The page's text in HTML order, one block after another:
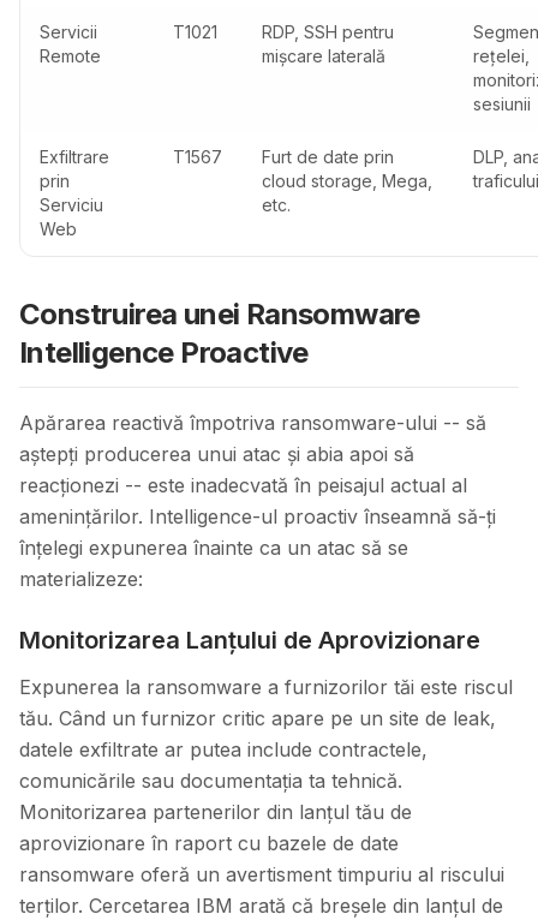
Servicii
Remote
T1021
RDP, SSH pentru
mișcare laterală
rețelei,
sesiunii
Exfiltrare
prin
Serviciu
Web
T1567
Furt de date prin
cloud storage, Mega,
etc.
DLP,
Construirea unei Ransomware
Intelligence Proactive
Apărarea reactivă împotriva ransomware-ului -- să
aștepți producerea unui atac și abia apoi să
reacționezi -- este inadecvată în peisajul actual al
amenințărilor. Intelligence-ul proactiv înseamnă să-ți
înțelegi expunerea înainte ca un atac să se
materializeze:
Monitorizarea Lanțului de Aprovizionare
Expunerea la ransomware a furnizorilor tăi este riscul
tău. Când un furnizor critic apare pe un site de leak,
datele exfiltrate ar putea include contractele,
comunicările sau documentația ta tehnică.
Monitorizarea partenerilor din lanțul tău de
aprovizionare în raport cu bazele de date
ransomware oferă un avertisment timpuriu al riscului
terților. Cercetarea IBM arată că breșele din lanțul de